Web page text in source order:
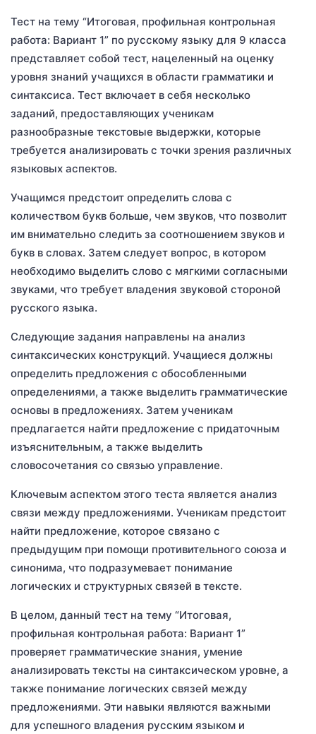
Тест на тему “Итоговая, профильная контрольная
работа: Вариант 1” по русскому языку для 9 класса
представляет собой тест, нацеленный на оценку
уровня знаний учащихся в области грамматики и
синтаксиса. Тест включает в себя несколько
заданий, предоставляющих ученикам
разнообразные текстовые выдержки, которые
требуется анализировать с точки зрения различных
языковых аспектов.
Учащимся предстоит определить слова с
количеством букв больше, чем звуков, что позволит
им внимательно следить за соотношением звуков и
букв в словах. Затем следует вопрос, в котором
необходимо выделить слово с мягкими согласными
звуками, что требует владения звуковой стороной
русского языка.
Следующие задания направлены на анализ
синтаксических конструкций. Учащиеся должны
определить предложения с обособленными
определениями, а также выделить грамматические
основы в предложениях. Затем ученикам
предлагается найти предложение с придаточным
изъяснительным, а также выделить
словосочетания со связью управление.
Ключевым аспектом этого теста является анализ
связи между предложениями. Ученикам предстоит
найти предложение, которое связано с
предыдущим при помощи противительного союза и
синонима, что подразумевает понимание
логических и структурных связей в тексте.
В целом, данный тест на тему “Итоговая,
профильная контрольная работа: Вариант 1”
проверяет грамматические знания, умение
анализировать тексты на синтаксическом уровне, а
также понимание логических связей между
предложениями. Эти навыки являются важными
для успешного владения русским языком и